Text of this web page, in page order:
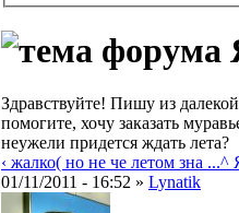
Здравствуйте! Пишу из
помогите, хочу заказать
неужели придется ждать лета?
‹ жалко( но не че летом зна ...^
01/11/2011 - 16:52 » Lynatik